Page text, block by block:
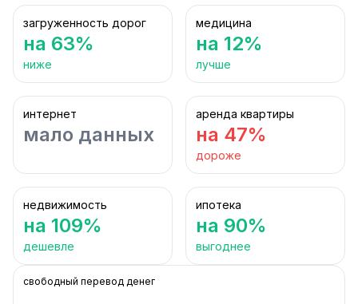
загруженность дорог
на 63%
ниже
медицина
на 12%
лучше
интернет
мало данных
аренда квартиры
на 47%
дороже
недвижимость
на 109%
дешевле
ипотека
на 90%
выгоднее
свободный перевод денег